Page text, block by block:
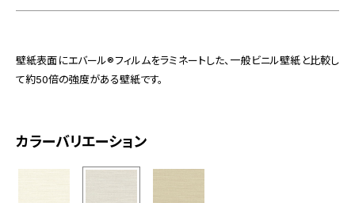
壁紙表面にエバール®フィルムをラミネートした、一般ビニル壁紙と比較し
て約50倍の強度がある壁紙です。
カラーバリエーション